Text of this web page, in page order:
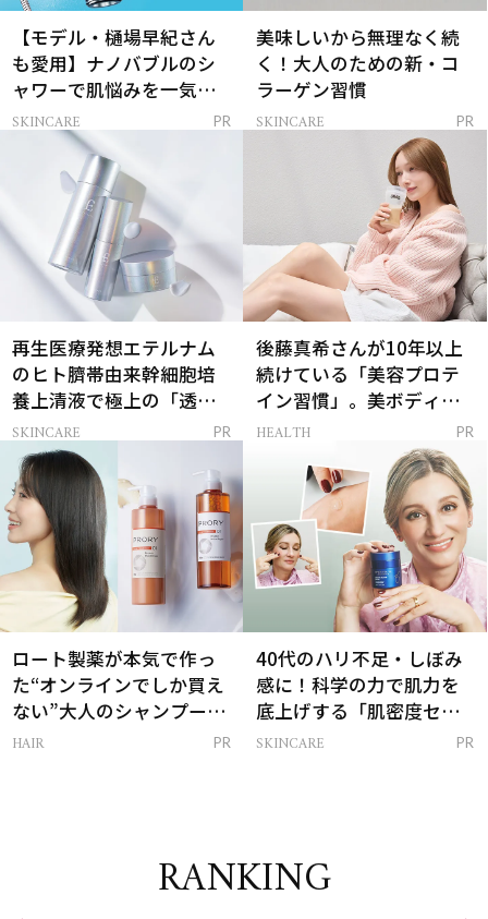
【モデル・樋場早紀さん
も愛用】ナノバブルのシ
ャワーで肌悩みを一気に
解決
SKINCARE PR
美味しいから無理なく続
く！大人のための新・コ
ラーゲン習慣
SKINCARE PR
再生医療発想エテルナム
のヒト臍帯由来幹細胞培
養上清液で極上の「透明
感ハリ肌」へ
SKINCARE PR
後藤真希さんが10年以上
続けている「美容プロテ
イン習慣」。美ボディを
支える朝ルーティンと
HEALTH PR
ロート製薬が本気で作っ
た“オンラインでしか買え
ない”大人のシャンプー＆
トリートメントって？
HAIR PR
40代のハリ不足・しぼみ
感に！科学の力で肌力を
底上げする「肌密度セラ
ム」
SKINCARE PR
RANKING